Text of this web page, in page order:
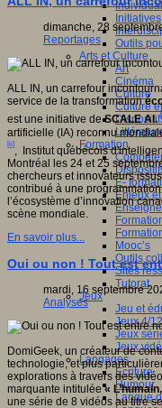
Initiatives
Outils
Arts et Culture
Art
Cinéma
Culture
Culture
Formation
E-
Enjeux
Mooc’s
Outils
Sites
Tutorat
Jeux
Jeu et
Jeux 4/
Jeux
Jeux
Langages
Ecriture
Humour
Langue
dimanche, 28
Reportages
ALL IN, un carrefour
service de la transformation
est une initiative deSCALE AI.
artificielle (IA) reconnu
[ii]
, Institut québécois
Montréal les 24 et 25
chercheurs et innovateurs
contribué à une
l’écosystème d’innovation
scène mondiale.
En savoir plus...
Oui ou non ! Tout est
mardi, 16 septembre
Analyses
DomiGeek, un créateur de
technologie, et plus
explorations à travers des
marquante intitulée« L
une série de 8 vidéos au titre